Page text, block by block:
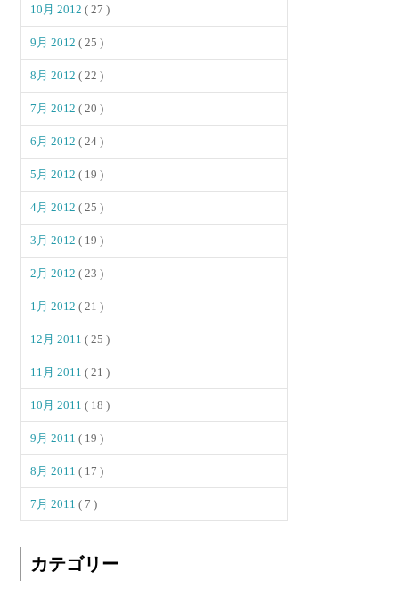
10月 2012( 27 )
9月 2012( 25 )
8月 2012( 22 )
7月 2012( 20 )
6月 2012( 24 )
5月 2012( 19 )
4月 2012( 25 )
3月 2012( 19 )
2月 2012( 23 )
1月 2012( 21 )
12月 2011( 25 )
11月 2011( 21 )
10月 2011( 18 )
9月 2011( 19 )
8月 2011( 17 )
7月 2011( 7 )
カテゴリー